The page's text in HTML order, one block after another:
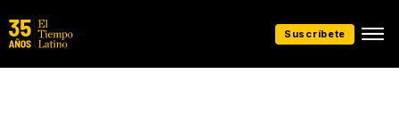
Suscríbete